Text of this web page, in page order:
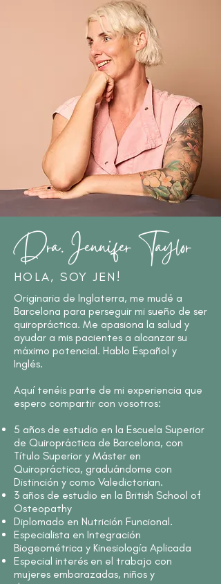
Dra. Jennifer Taylor
HOLA, SOY JEN!
Originaria de Inglaterra, me mudé a
Barcelona para perseguir mi sueño de ser
quiropráctica. Me apasiona la salud y
ayudar a mis pacientes a alcanzar su
máximo potencial. Hablo Español y
Inglés.
Aquí tenéis parte de mi experiencia que
espero compartir con vosotros:
5 años de estudio en la Escuela Superior
de Quiropráctica de Barcelona, con
Título Superior y Máster en
Quiropráctica, graduándome con
Distinción y como Valedictorian.
3 años de estudio en la British School of
Osteopathy
Diplomado en Nutrición Funcional.
Especialista en Integración
Biogeométrica y Kinesiología Aplicada
Especial interés en el trabajo con
mujeres embarazadas, niños y